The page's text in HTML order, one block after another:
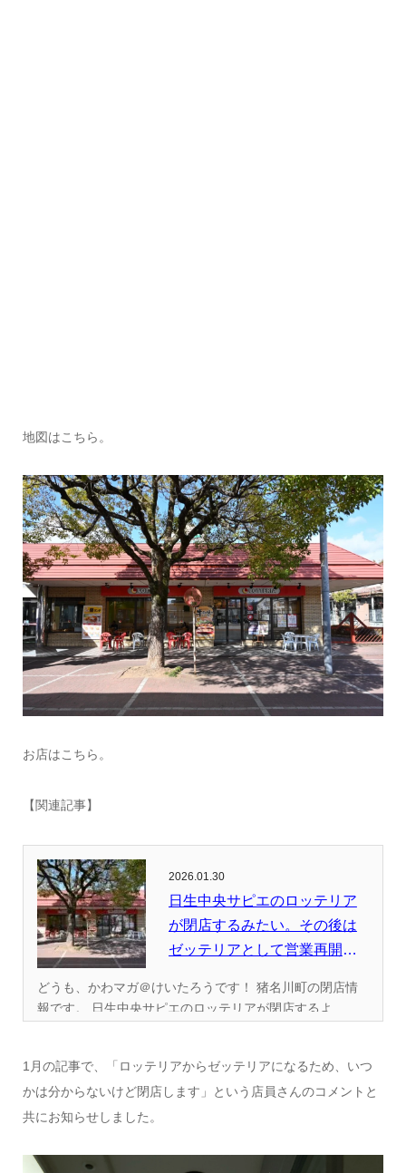
地図はこちら。
お店はこちら。
【関連記事】
2026.01.30
日生中央サピエのロッテリア
が閉店するみたい。その後は
ゼッテリアとして営業再開予
どうも、かわマガ＠けいたろうです！ 猪名川町の閉店情
報です。 日生中央サピエのロッテリアが閉店するよ...
1月の記事で、「ロッテリアからゼッテリアになるため、いつ
かは分からないけど閉店します」という店員さんのコメントと
共にお知らせしました。